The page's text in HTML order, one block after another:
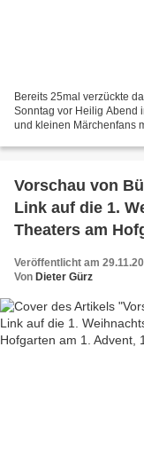
Bereits 25mal verzückte
Sonntag vor Heilig Abend
und kleinen Märchenfans
Vorschau von
Link auf die 1.
Theaters am
Veröffentlicht am
Von Dieter Gürz